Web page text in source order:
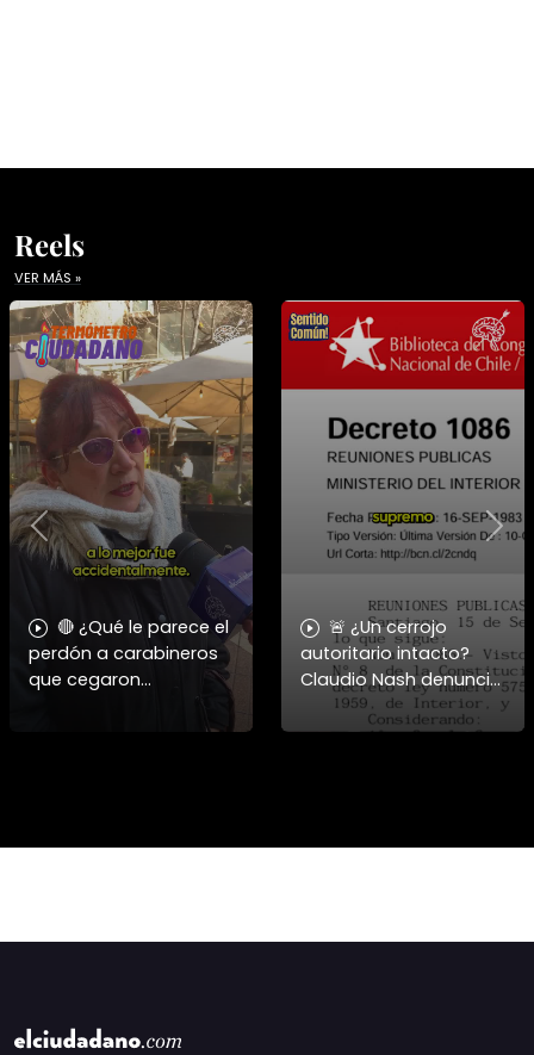
Reels
VER MÁS »
🔴 ¿Qué le parece el
perdón a carabineros
que cegaron
🚨 ¿Un cerrojo
autoritario intacto?
Claudio Nash denuncia
la vigencia del Decreto
1086 para reprimir la
Previous